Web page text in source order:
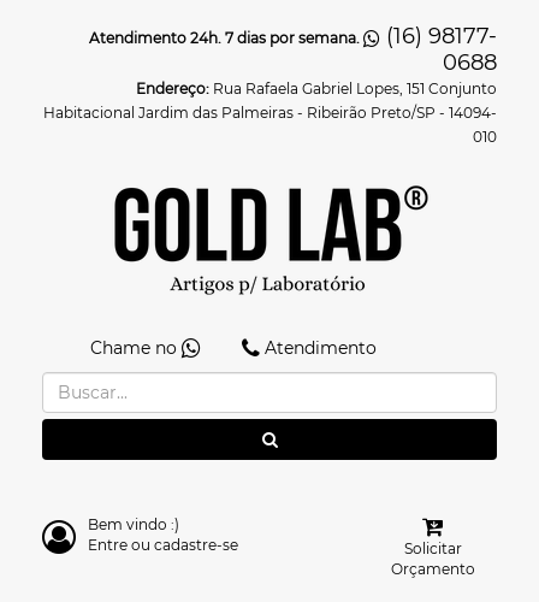
Atendimento 24h. 7 dias por semana.
(16) 98177-
0688
Endereço: Rua Rafaela Gabriel Lopes, 151 Conjunto
Habitacional Jardim das Palmeiras - Ribeirão Preto/SP - 14094-
010
Chame no Atendimento
Bem vindo :)
Entre ou cadastre-se
Solicitar
Orçamento